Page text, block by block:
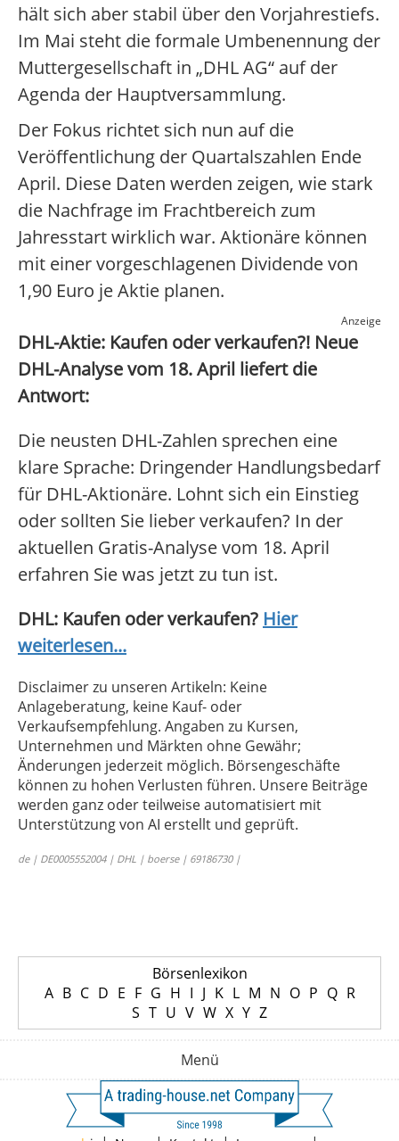
hält sich aber stabil über den Vorjahrestiefs.
Im Mai steht die formale Umbenennung der
Muttergesellschaft in „DHL AG“ auf der
Agenda der Hauptversammlung.
Der Fokus richtet sich nun auf die
Veröffentlichung der Quartalszahlen Ende
April. Diese Daten werden zeigen, wie stark
die Nachfrage im Frachtbereich zum
Jahresstart wirklich war. Aktionäre können
mit einer vorgeschlagenen Dividende von
1,90 Euro je Aktie planen.
Anzeige
DHL-Aktie: Kaufen oder verkaufen?! Neue
DHL-Analyse vom 18. April liefert die
Antwort:
Die neusten DHL-Zahlen sprechen eine
klare Sprache: Dringender Handlungsbedarf
für DHL-Aktionäre. Lohnt sich ein Einstieg
oder sollten Sie lieber verkaufen? In der
aktuellen Gratis-Analyse vom 18. April
erfahren Sie was jetzt zu tun ist.
DHL: Kaufen oder verkaufen? Hier
weiterlesen...
Disclaimer zu unseren Artikeln: Keine
Anlageberatung, keine Kauf- oder
Verkaufsempfehlung. Angaben zu Kursen,
Unternehmen und Märkten ohne Gewähr;
Änderungen jederzeit möglich. Börsengeschäfte
können zu hohen Verlusten führen. Unsere Beiträge
werden ganz oder teilweise automatisiert mit
Unterstützung von AI erstellt und geprüft.
de | DE0005552004 | DHL | boerse | 69186730 |
Börsenlexikon
A B C D E F G H I J K L M N O P Q R
S T U V W X Y Z
Menü